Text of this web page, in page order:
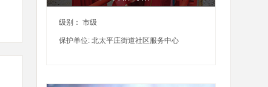
级别： 市级
保护单位: 北太平庄街道社区服务中心